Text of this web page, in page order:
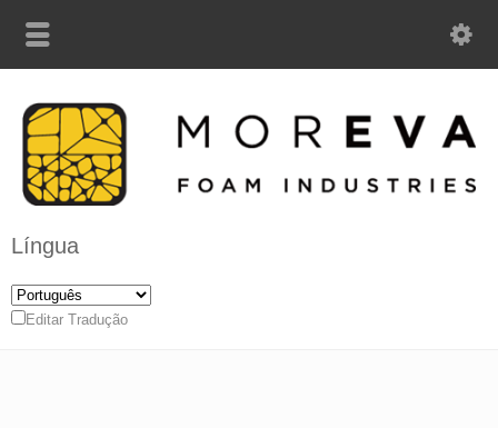
Língua
Editar Tradução